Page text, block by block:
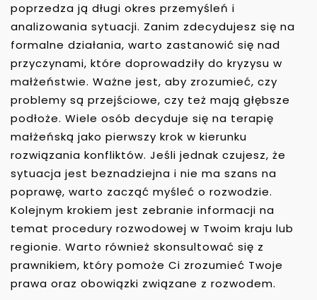
poprzedza ją długi okres przemyśleń i
analizowania sytuacji. Zanim zdecydujesz się na
formalne działania, warto zastanowić się nad
przyczynami, które doprowadziły do kryzysu w
małżeństwie. Ważne jest, aby zrozumieć, czy
problemy są przejściowe, czy też mają głębsze
podłoże. Wiele osób decyduje się na terapię
małżeńską jako pierwszy krok w kierunku
rozwiązania konfliktów. Jeśli jednak czujesz, że
sytuacja jest beznadziejna i nie ma szans na
poprawę, warto zacząć myśleć o rozwodzie.
Kolejnym krokiem jest zebranie informacji na
temat procedury rozwodowej w Twoim kraju lub
regionie. Warto również skonsultować się z
prawnikiem, który pomoże Ci zrozumieć Twoje
prawa oraz obowiązki związane z rozwodem.